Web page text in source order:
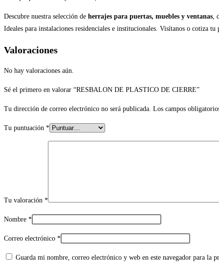
Descubre nuestra selección de herrajes para puertas, muebles y ventanas,
Ideales para instalaciones residenciales e institucionales. Visítanos o cotiza tu
Valoraciones
No hay valoraciones aún.
Sé el primero en valorar “RESBALON DE PLASTICO DE CIERRE”
Tu dirección de correo electrónico no será publicada. Los campos
Tu puntuación *
Tu valoración *
Nombre *
Correo electrónico *
Guarda mi nombre, correo electrónico y web en este navegador para la